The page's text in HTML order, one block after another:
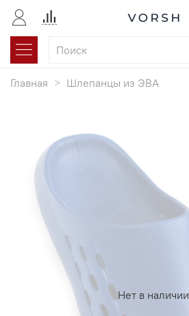
Главная Шлепанцы из ЭВА
Нет в наличии